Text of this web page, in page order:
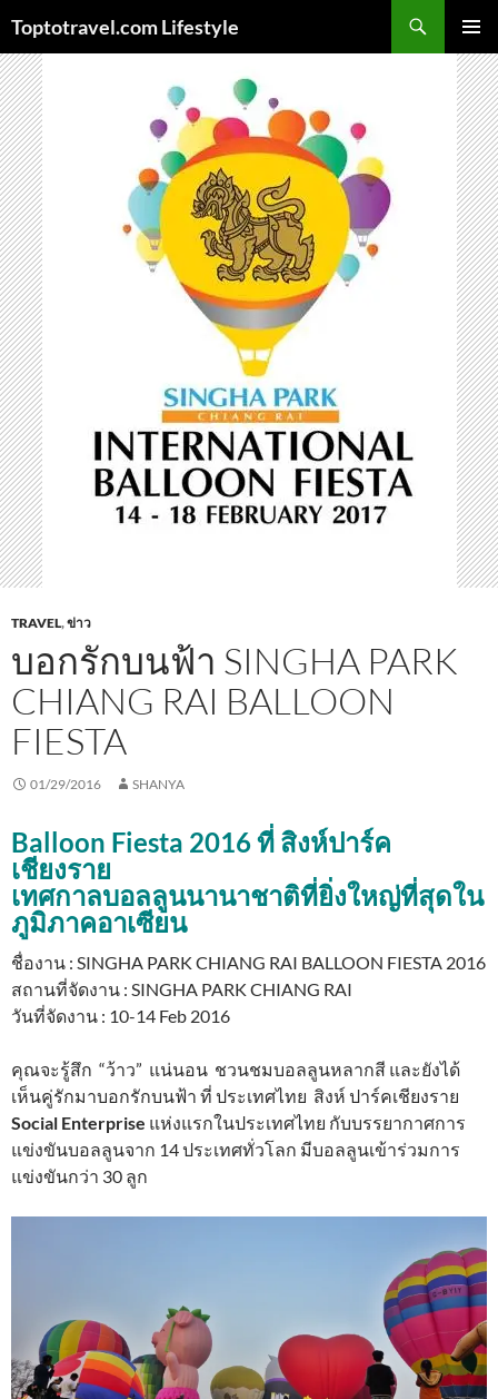
content
Toptotravel.com Lifestyle
MENU
TRAVEL,ข่าว
บอกรักบนฟ้า SINGHA PARK
CHIANG RAI BALLOON
FIESTA
01/29/2016 SHANYA
Balloon Fiesta 2016 ที่ สิงห์ปาร์ค
เชียงราย
เทศกาลบอลลูนนานาชาติที่ยิ่งใหญ่ที่สุดใน
ภูมิภาคอาเซียน
ชื่องาน : SINGHA PARK CHIANG RAI BALLOON FIESTA 2016
สถานที่จัดงาน : SINGHA PARK CHIANG RAI
วันที่จัดงาน : 10-14 Feb 2016
คุณจะรู้สึก “ว้าว” แน่นอน ชวนชมบอลลูนหลากสี และยังได้
เห็นคู่รักมาบอกรักบนฟ้า ที่ ประเทศไทย สิงห์ ปาร์คเชียงราย
Social Enterprise แห่งแรกในประเทศไทย กับบรรยากาศการ
แข่งขันบอลลูนจาก 14 ประเทศทั่วโลก มีบอลลูนเข้าร่วมการ
แข่งขันกว่า 30 ลูก